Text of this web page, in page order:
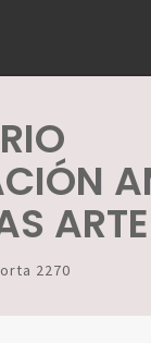
2270